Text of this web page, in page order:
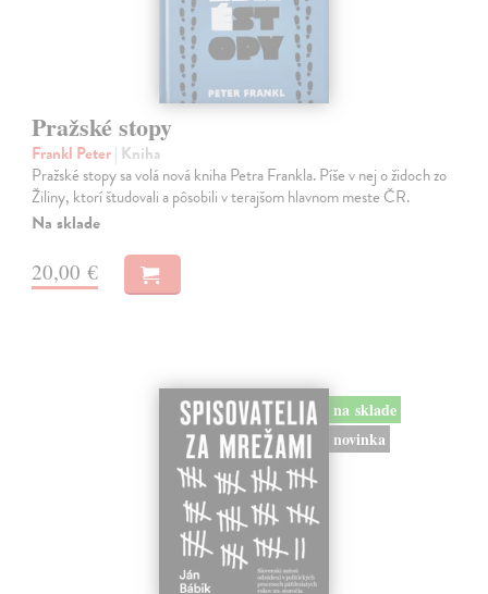
Pražské stopy
Frankl Peter| Kniha
Pražské stopy sa volá nová kniha Petra Frankla. Píše v nej o židoch zo
Žiliny, ktorí študovali a pôsobili v terajšom hlavnom meste ČR.
Na sklade
20,00 €
na sklade
novinka